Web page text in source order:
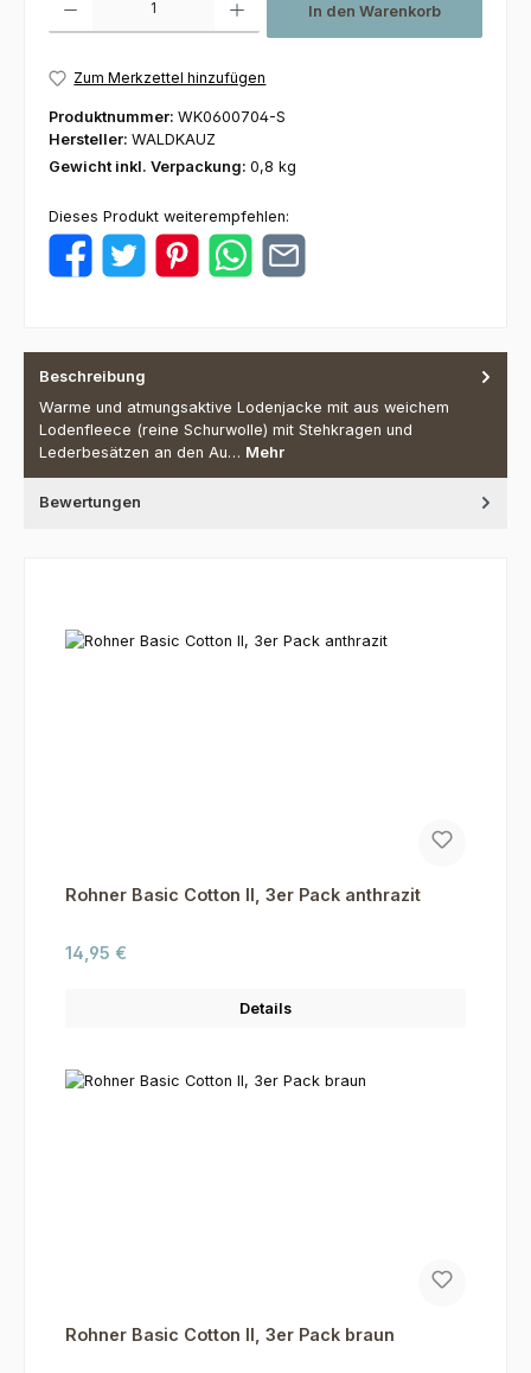
In den Warenkorb
Zum Merkzettel hinzufügen
Produktnummer: WK0600704-S
Hersteller: WALDKAUZ
Gewicht inkl. Verpackung: 0,8 kg
Dieses Produkt weiterempfehlen:
Beschreibung
Warme und atmungsaktive Lodenjacke mit aus weichem
Lodenfleece (reine Schurwolle) mit Stehkragen und
Lederbesätzen an den Au… Mehr
Bewertungen
Rohner Basic Cotton II, 3er Pack anthrazit
Regulärer Preis:
14,95 €
Details
Rohner Basic Cotton II, 3er Pack braun